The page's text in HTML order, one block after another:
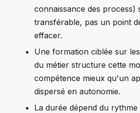
connaissance des process)
transférable, pas un point
effacer.
Une formation ciblée sur
du métier structure cette
compétence mieux qu'un
dispersé en autonomie.
La durée dépend du